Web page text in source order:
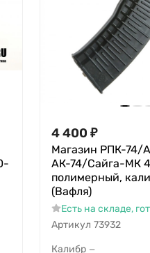
4 400 ₽
Магазин РПК-74/
АК-74/Сайга-МК
полимерный,
(Вафля)
Есть на складе,
Артикул 73932
Калибр —